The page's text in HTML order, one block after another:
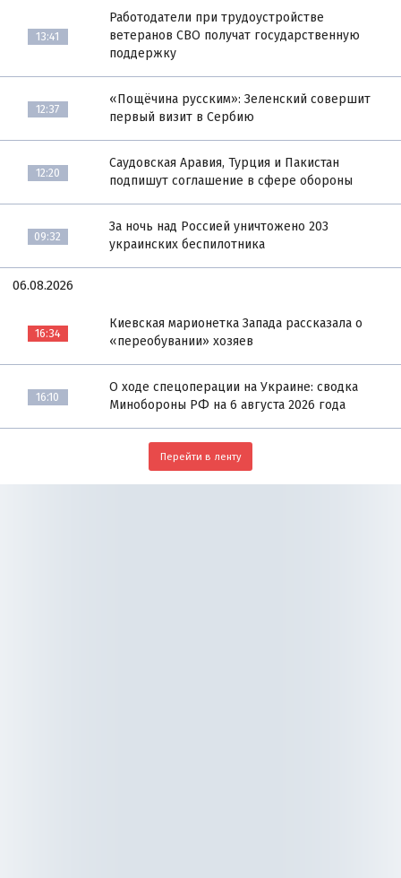
13:41
Работодатели при трудоустройстве
ветеранов СВО получат государственную
поддержку
12:37
«Пощёчина русским»: Зеленский совершит
первый визит в Сербию
12:20
Саудовская Аравия, Турция и Пакистан
подпишут соглашение в сфере обороны
09:32
За ночь над Россией уничтожено 203
украинских беспилотника
06.08.2026
16:34
Киевская марионетка Запада рассказала о
«переобувании» хозяев
16:10
О ходе спецоперации на Украине: сводка
Минобороны РФ на 6 августа 2026 года
Перейти в ленту